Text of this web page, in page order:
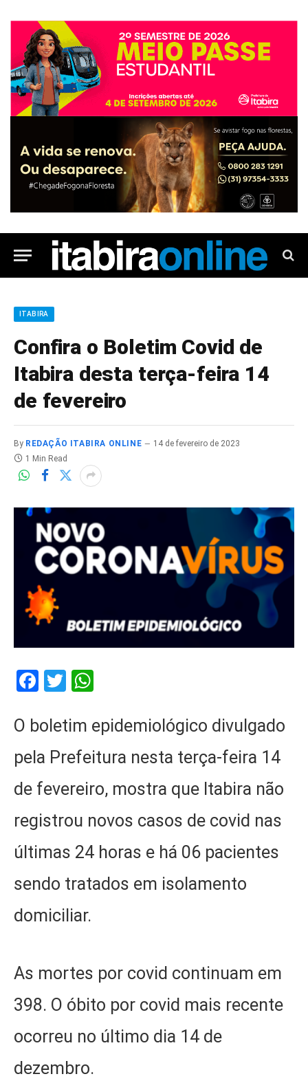
ITABIRA
Confira o Boletim Covid de
Itabira desta terça-feira 14
de fevereiro
By REDAÇÃO ITABIRA ONLINE
14 de fevereiro de 2023
1 Min Read
Facebook
Twitter
O boletim epidemiológico divulgado
pela Prefeitura nesta terça-feira 14
de fevereiro, mostra que Itabira não
registrou novos casos de covid nas
últimas 24 horas e há 06 pacientes
sendo tratados em isolamento
domiciliar.
As mortes por covid continuam em
398. O óbito por covid mais recente
ocorreu no último dia 14 de
dezembro.